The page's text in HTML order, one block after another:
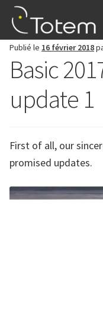
Aller
à
navigation
Aller
au
contenu
Qui sommes nous
le
Blog
S’identifier
le
Publié le 16 février 2018
Basic
update 1
First of all, our
promised updates.